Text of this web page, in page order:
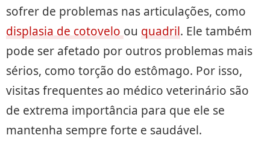
sofrer de problemas nas articulações, como
displasia de cotovelo ou quadril. Ele também
pode ser afetado por outros problemas mais
sérios, como torção do estômago. Por isso,
visitas frequentes ao médico veterinário são
de extrema importância para que ele se
mantenha sempre forte e saudável.